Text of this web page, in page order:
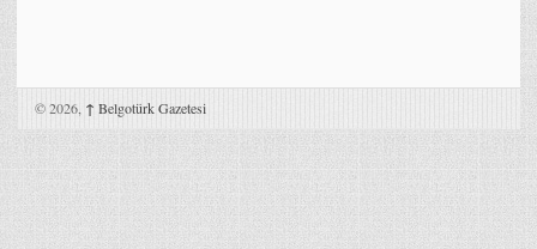
© 2026, ↑ Belgotürk Gazetesi